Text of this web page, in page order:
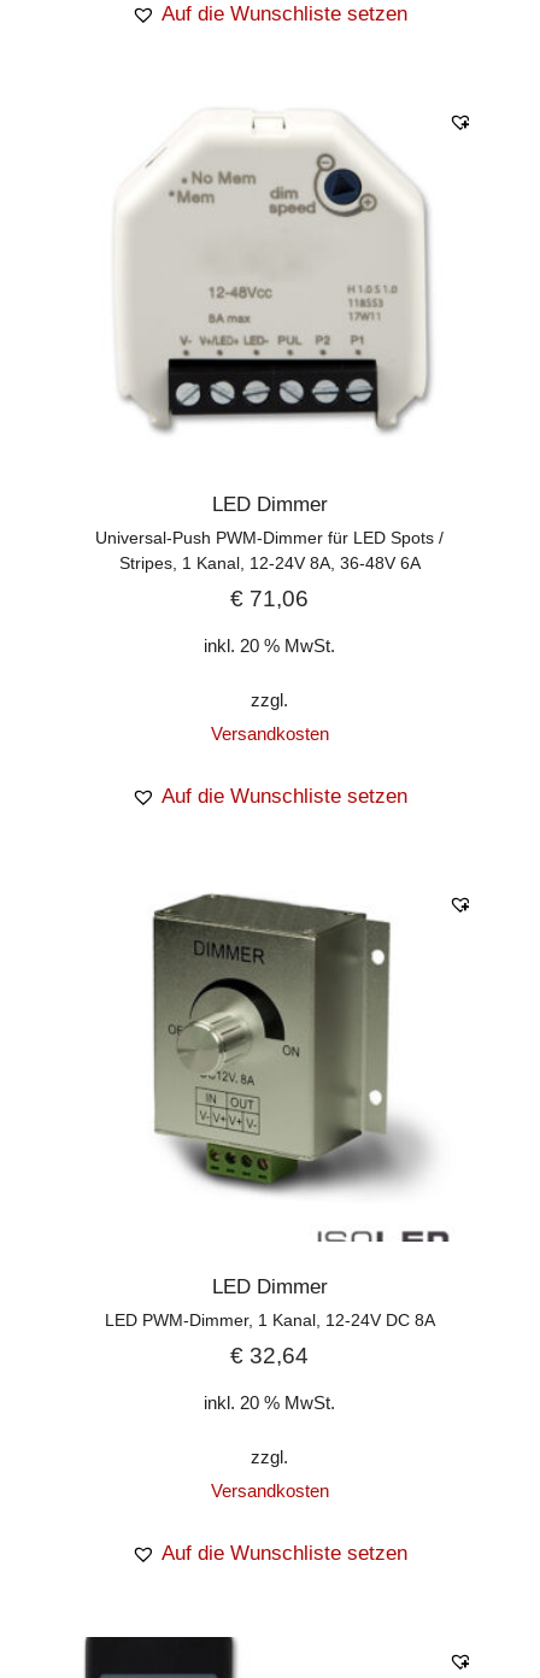
Auf die Wunschliste setzen
LED Dimmer
Universal-Push PWM-Dimmer für LED Spots /
Stripes, 1 Kanal, 12-24V 8A, 36-48V 6A
€ 71,06
inkl. 20 % MwSt.
zzgl.
Versandkosten
Auf die Wunschliste setzen
LED Dimmer
LED PWM-Dimmer, 1 Kanal, 12-24V DC 8A
€ 32,64
inkl. 20 % MwSt.
zzgl.
Versandkosten
Auf die Wunschliste setzen